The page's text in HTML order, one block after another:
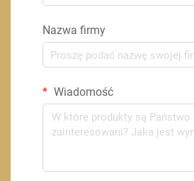
Nazwa firmy
Wiadomość